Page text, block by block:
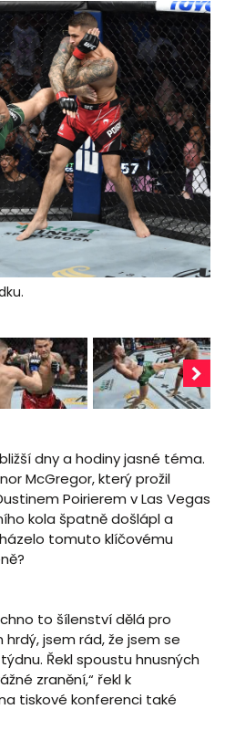
dny a hodiny jasné téma.
McGregor, který prožil
Poirierem v Las Vegas
kola špatně došlápl a
tomuto klíčovému
to šílenství dělá pro
jsem rád, že jsem se
Řekl spoustu hnusných
zranění,“ řekl k
tiskové konferenci také